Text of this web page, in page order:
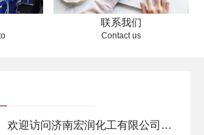
联系我们
Contact us
欢迎访问济南宏润化工有限公司官